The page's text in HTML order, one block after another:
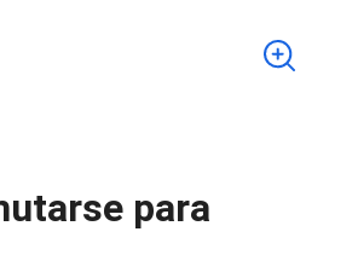
para